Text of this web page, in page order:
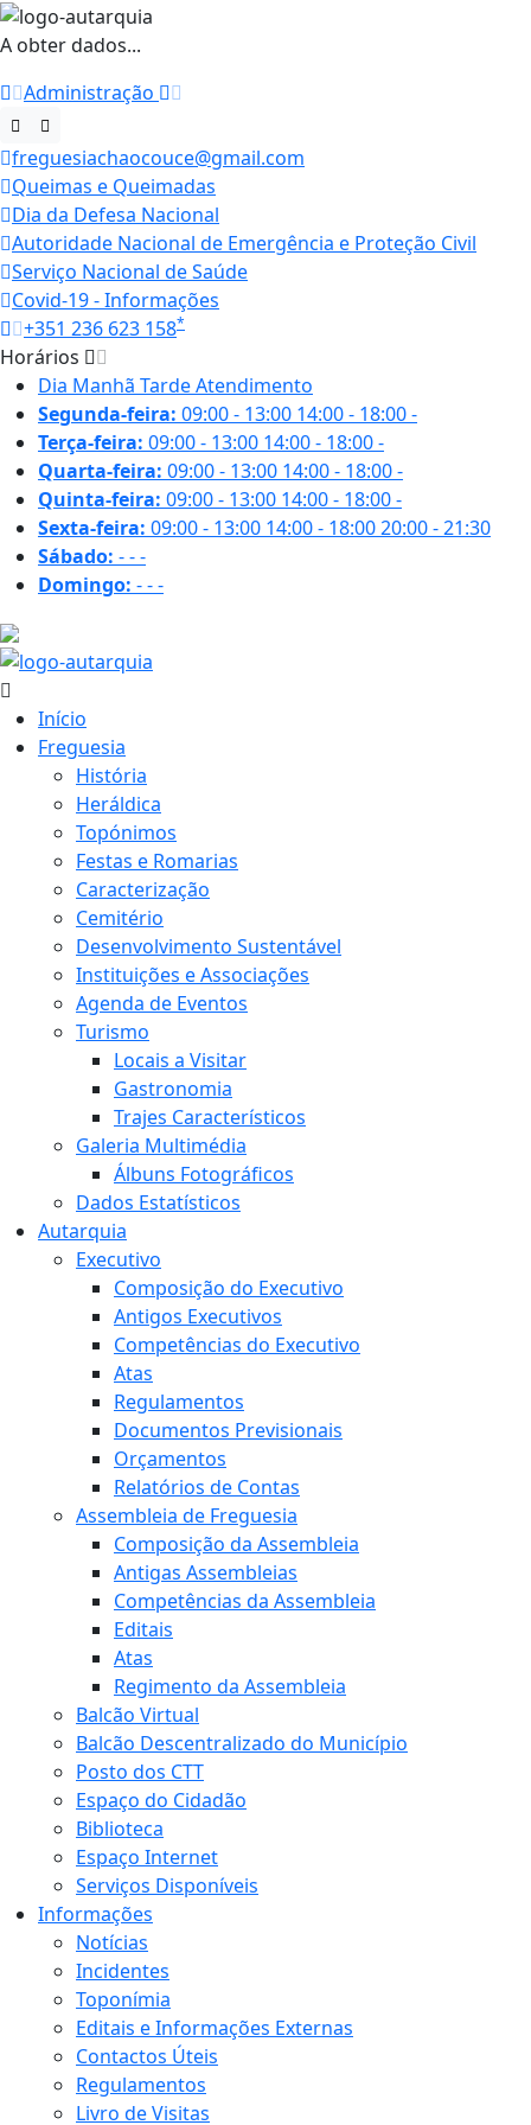
A obter dados...
Administração
freguesiachaocouce@gmail.com
Queimas e Queimadas
Dia da Defesa Nacional
Autoridade Nacional de Emergência e Proteção Civil
Serviço Nacional de Saúde
Covid-19 - Informações
+351 236 623 158*
Horários
Dia Manhã TardeAtendimento
Segunda-feira: 09:00 - 13:00 14:00 - 18:00-
Terça-feira: 09:00 - 13:00 14:00 - 18:00-
Quarta-feira: 09:00 - 13:00 14:00 - 18:00-
Quinta-feira: 09:00 - 13:00 14:00 - 18:00-
Sexta-feira: 09:00 - 13:00 14:00 - 18:0020:00 - 21:30
Sábado: ---
Domingo: ---
Início
Freguesia
História
Heráldica
Topónimos
Festas e Romarias
Caracterização
Cemitério
Desenvolvimento Sustentável
Instituições e Associações
Agenda de Eventos
Turismo
Locais a Visitar
Gastronomia
Trajes Característicos
Galeria Multimédia
Álbuns Fotográficos
Dados Estatísticos
Autarquia
Executivo
Composição do Executivo
Antigos Executivos
Competências do Executivo
Atas
Regulamentos
Documentos Previsionais
Orçamentos
Relatórios de Contas
Assembleia de Freguesia
Composição da Assembleia
Antigas Assembleias
Competências da Assembleia
Editais
Atas
Regimento da Assembleia
Balcão Virtual
Balcão Descentralizado do Município
Posto dos CTT
Espaço do Cidadão
Biblioteca
Espaço Internet
Serviços Disponíveis
Informações
Notícias
Incidentes
Toponímia
Editais e Informações Externas
Contactos Úteis
Regulamentos
Livro de Visitas